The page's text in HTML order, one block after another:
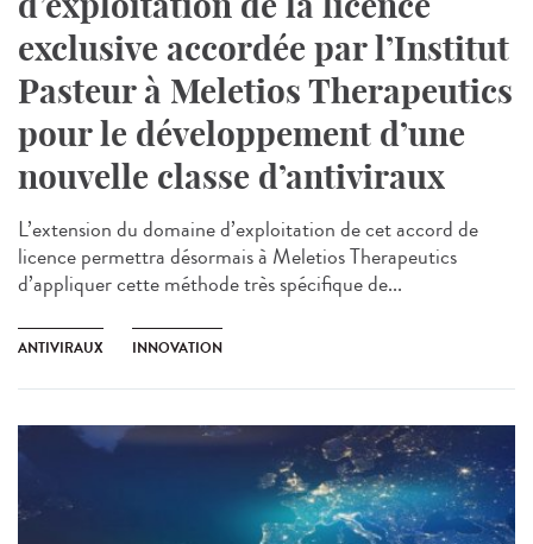
exclusive accordée par l’Institut
Pasteur à Meletios Therapeutics
pour le développement d’une
nouvelle classe d’antiviraux
L’extension du domaine d’exploitation de cet accord de
licence permettra désormais à Meletios Therapeutics
d’appliquer cette méthode très spécifique de...
ANTIVIRAUX INNOVATION